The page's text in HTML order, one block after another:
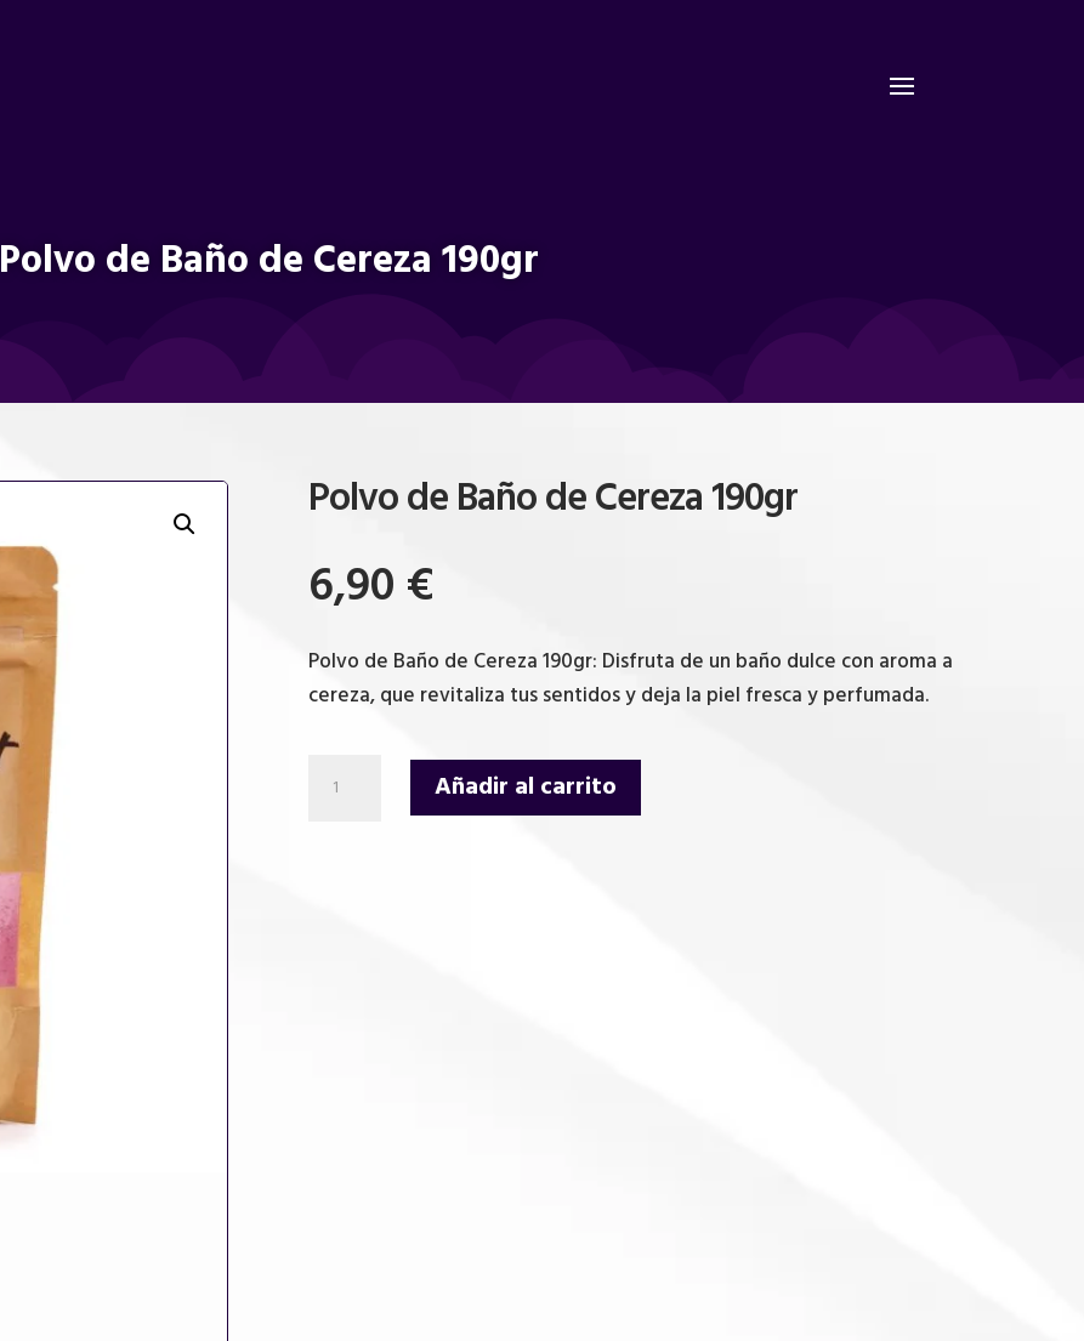
Polvo de Baño de Cereza 190gr
Polvo de Baño de Cereza 190gr
6,90€
Polvo de Baño de Cereza 190gr: Disfruta de un baño dulce con aroma a
cereza, que revitaliza tus sentidos y deja la piel fresca y perfumada.
Añadir al carrito